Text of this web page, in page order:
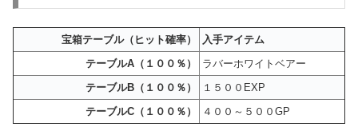
宝箱テーブル（ヒット確率）
入手アイテム
テーブルA（１００％）
ラバーホワイトベアー
テーブルB（１００％）
１５００EXP
テーブルC（１００％）
４００～５００GP